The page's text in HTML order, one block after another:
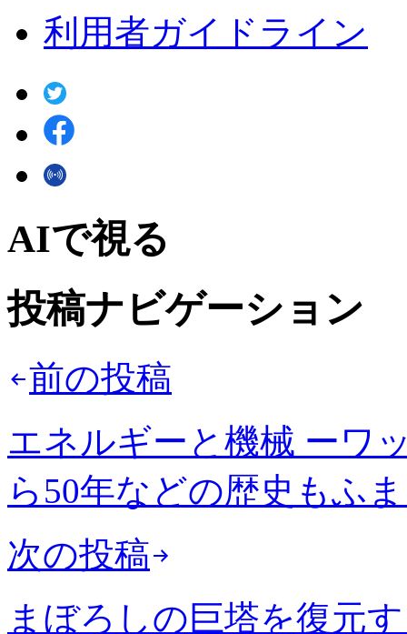
利用者ガイドライン
AIで視る
投稿ナビゲーション
前の投稿
エネルギーと機械 ーワ
ら50年などの歴史もふ
次の投稿
まぼろしの巨塔を復元